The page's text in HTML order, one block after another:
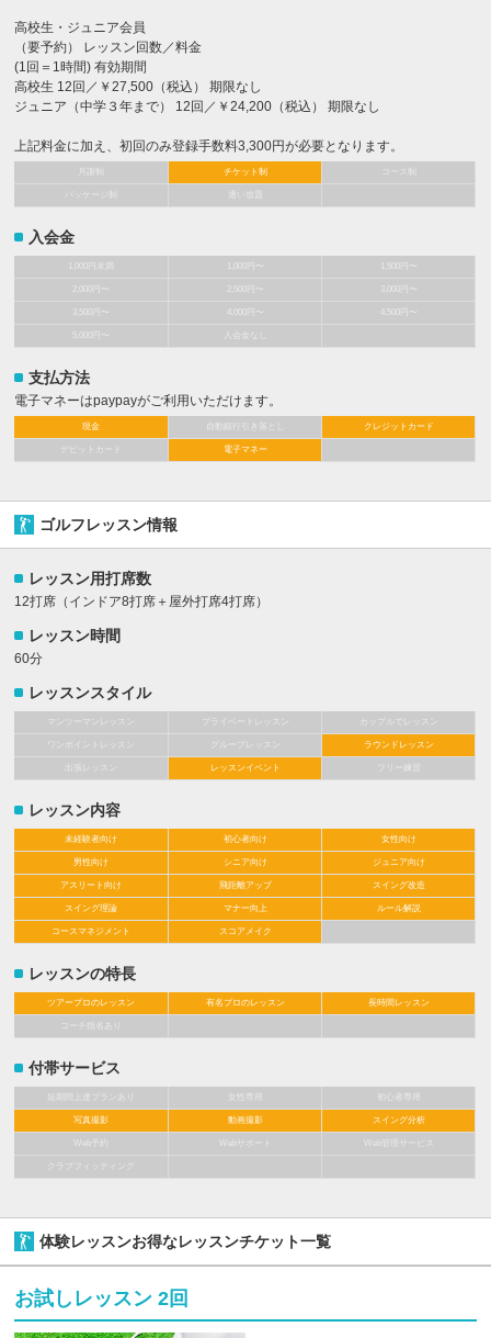
高校生・ジュニア会員
（要予約） レッスン回数／料金
(1回＝1時間) 有効期間
高校生 12回／￥27,500（税込） 期限なし
ジュニア（中学３年まで） 12回／￥24,200（税込） 期限なし
上記料金に加え、初回のみ登録手数料3,300円が必要となります。
チケット制 コース制
パッケージ制 通い放題
入会金
1,000円〜 1,500円〜
2,000円〜 2,500円〜 3,000円〜
3,500円〜 4,000円〜 4,500円〜
5,000円〜 入会金なし
支払方法
電子マネーはpaypayがご利用いただけます。
現金 自動銀行引き落とし クレジットカード
デビットカード 電子マネー
ゴルフレッスン情報
レッスン用打席数
12打席（インドア8打席＋屋外打席4打席）
レッスン時間
60分
レッスンスタイル
マンツーマンレッスン プライベートレッスン カップルでレッスン
ワンポイントレッスン グループレッスン ラウンドレッスン
出張レッスン レッスンイベント フリー練習
レッスン内容
未経験者向け 初心者向け 女性向け
男性向け シニア向け ジュニア向け
アスリート向け 飛距離アップ スイング改造
スイング理論 マナー向上 ルール解説
コースマネジメント スコアメイク
レッスンの特長
ツアープロのレッスン 有名プロのレッスン 長時間レッスン
コーチ指名あり
付帯サービス
短期間上達プランあり 女性専用
写真撮影 動画撮影 スイング分析
Web予約 Webサポート Web管理サービス
クラブフィッティング
体験レッスンお得なレッスンチケット一覧
お試しレッスン 2回